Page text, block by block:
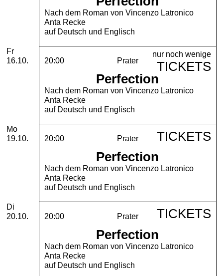
Nach dem Roman von Vincenzo Latronico
Anta Recke
auf Deutsch und Englisch
Freitag, 16. Oktober 2026
Fr
16.10.
20:00 Prater
Perfection
Nach dem Roman von Vincenzo Latronico
Anta Recke
auf Deutsch und Englisch
nur noch wenige
TICKETS
Montag, 19. Oktober 2026
Mo
19.10.
20:00 Prater
Perfection
Nach dem Roman von Vincenzo Latronico
Anta Recke
auf Deutsch und Englisch
TICKETS
Dienstag, 20. Oktober 2026
Di
20.10.
20:00 Prater
Perfection
Nach dem Roman von Vincenzo Latronico
Anta Recke
auf Deutsch und Englisch
TICKETS